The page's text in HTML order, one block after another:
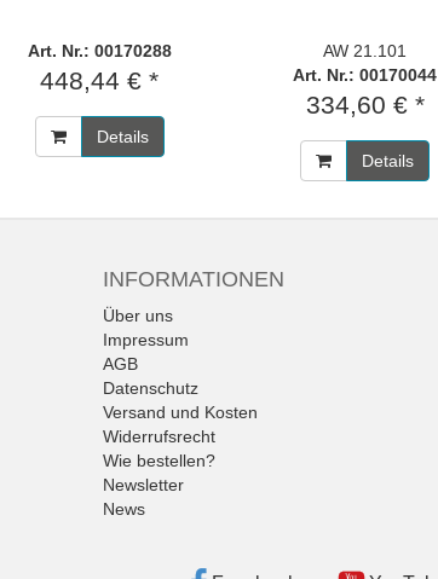
Art. Nr.: 00170288
448,44 € *
Details
AW 21.101
Art. Nr.: 00170044
334,60 € *
Details
INFORMATIONEN
Über uns
Impressum
AGB
Datenschutz
Versand und Kosten
Widerrufsrecht
Wie bestellen?
Newsletter
News